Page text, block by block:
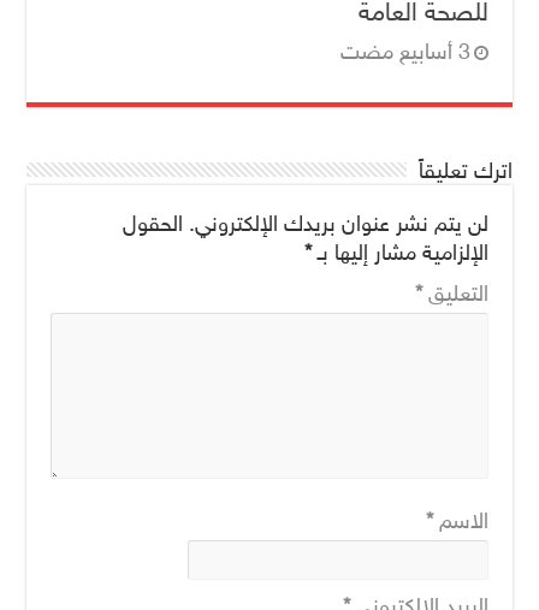
للصحة العامة
اترك تعليقاً
لن يتم نشر عنوان بريدك الإلكتروني. الحقول
الإلزامية مشار إليها بـ*
التعليق*
الاسم*